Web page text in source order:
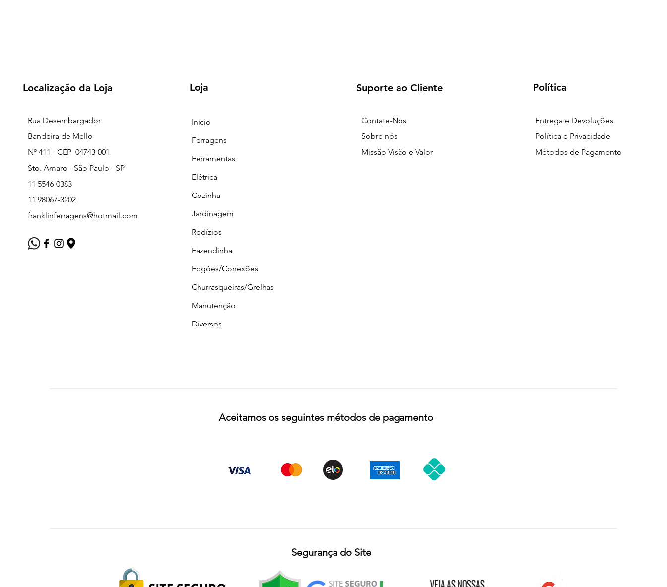
Localização da Loja
Rua Desembargador
Bandeira de Mello
Nº 411 - CEP 04743-001
Sto. Amaro - São Paulo - SP
11 5546-0383
11 98067-3202
franklinferragens@hotmail.com
Loja
Inicio
Ferragens
Ferramentas
Elétrica
Cozinha
Jardinagem
Rodízios
Fazendinha
Fogões/Conexões
Churrasqueiras/Grelhas
Manutenção
Diversos
Suporte ao Cliente
Contate-Nos
Sobre nós
Missão Visão e Valor
Política
Entrega e Devoluções
Política e Privacidade
Métodos de Pagamento
Aceitamos os seguintes métodos de pagamento
Segurança do Site